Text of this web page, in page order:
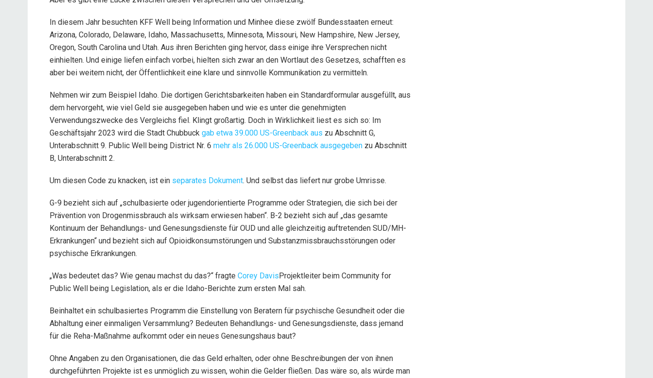
In diesem Jahr besuchten KFF Well being Information und Minhee diese zwölf Bundesstaaten erneut:
Arizona, Colorado, Delaware, Idaho, Massachusetts, Minnesota, Missouri, New Hampshire, New Jersey,
Oregon, South Carolina und Utah. Aus ihren Berichten ging hervor, dass einige ihre Versprechen nicht
einhielten. Und einige liefen einfach vorbei, hielten sich zwar an den Wortlaut des Gesetzes, schafften es
aber bei weitem nicht, der Öffentlichkeit eine klare und sinnvolle Kommunikation zu vermitteln.
Nehmen wir zum Beispiel Idaho. Die dortigen Gerichtsbarkeiten haben ein Standardformular ausgefüllt, aus
dem hervorgeht, wie viel Geld sie ausgegeben haben und wie es unter die genehmigten
Verwendungszwecke des Vergleichs fiel. Klingt großartig. Doch in Wirklichkeit liest es sich so: Im
Geschäftsjahr 2023 wird die Stadt Chubbuck gab etwa 39.000 US-Greenback aus zu Abschnitt G,
Unterabschnitt 9. Public Well being District Nr. 6 mehr als 26.000 US-Greenback ausgegeben zu Abschnitt
B, Unterabschnitt 2.
Um diesen Code zu knacken, ist ein separates Dokument. Und selbst das liefert nur grobe Umrisse.
G-9 bezieht sich auf „schulbasierte oder jugendorientierte Programme oder Strategien, die sich bei der
Prävention von Drogenmissbrauch als wirksam erwiesen haben“. B-2 bezieht sich auf „das gesamte
Kontinuum der Behandlungs- und Genesungsdienste für OUD und alle gleichzeitig auftretenden SUD/MH-
Erkrankungen“ und bezieht sich auf Opioidkonsumstörungen und Substanzmissbrauchsstörungen oder
psychische Erkrankungen.
„Was bedeutet das? Wie genau machst du das?“ fragte Corey DavisProjektleiter beim Community for
Public Well being Legislation, als er die Idaho-Berichte zum ersten Mal sah.
Beinhaltet ein schulbasiertes Programm die Einstellung von Beratern für psychische Gesundheit oder die
Abhaltung einer einmaligen Versammlung? Bedeuten Behandlungs- und Genesungsdienste, dass jemand
für die Reha-Maßnahme aufkommt oder ein neues Genesungshaus baut?
Ohne Angaben zu den Organisationen, die das Geld erhalten, oder ohne Beschreibungen der von ihnen
durchgeführten Projekte ist es unmöglich zu wissen, wohin die Gelder fließen. Das wäre so, als würde man